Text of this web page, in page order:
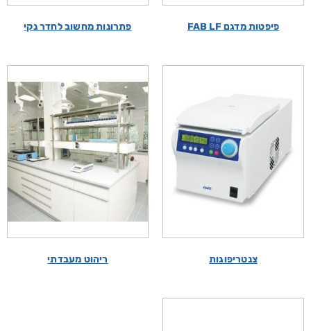
פיפטות מדגם FAB LF פתרונות מחשוב לחדר נקי
צנטריפוגות ריהוט מעבדתי